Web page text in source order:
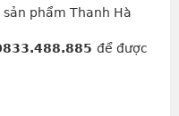
phẩm Thanh Hà
để được